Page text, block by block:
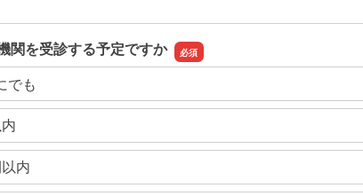
関を受診する予定ですか
でも
内